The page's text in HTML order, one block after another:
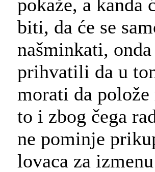
pokaže, a kanda
biti, da će se
našminkati,
prihvatili da u
morati da polože
to i zbog čega
ne pominje
lovaca za